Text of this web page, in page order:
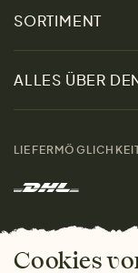
Über uns
Nachhaltigkeit
Kontakt
Marken
Das freundliche
SORTIMENT
Sale
Damen
Herren
Geschenke
ALLES ÜBER
Warum bei uns
Cookies